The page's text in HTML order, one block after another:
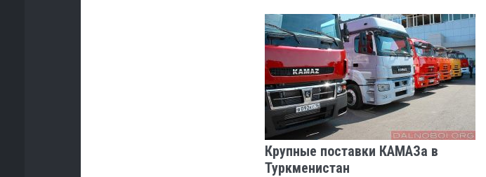
Крупные поставки КАМАЗа в
Туркменистан